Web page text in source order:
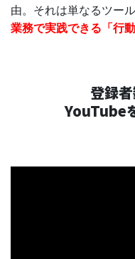
由。それは単なるツー
業務で実践できる「行
登録
YouTube